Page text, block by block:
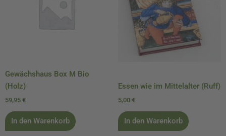
Gewächshaus Box M Bio
(Holz)
59,95 €
In den Warenkorb
Essen wie im Mittelalter (Ruff)
5,00 €
In den Warenkorb